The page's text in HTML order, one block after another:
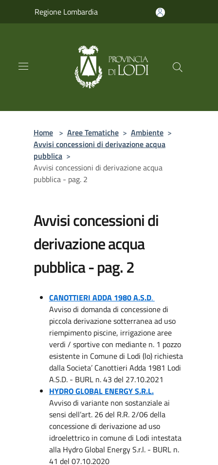
Regione Lombardia
Home > Aree Tematiche > Ambiente >
Avvisi concessioni di derivazione acqua
pubblica >
Avvisi concessioni di derivazione acqua
pubblica - pag. 2
Avvisi concessioni di
derivazione acqua
pubblica - pag. 2
CANOTTIERI ADDA 1980 A.S.D.
Avviso di domanda di concessione di
piccola derivazione sotterranea ad uso
riempimento piscine, irrigazione aree
verdi / sportive con mediante n. 1 pozzo
esistente in Comune di Lodi (lo) richiesta
dalla Societa’ Canottieri Adda 1981 Lodi
A.S.D. - BURL n. 43 del 27.10.2021
HYDRO GLOBAL ENERGY S.R.L.
Avviso di variante non sostanziale ai
sensi dell’art. 26 del R.R. 2/06 della
concessione di derivazione ad uso
idroelettrico in comune di Lodi intestata
alla Hydro Global Energy S.r.l. - BURL n.
41 del 07.10.2020